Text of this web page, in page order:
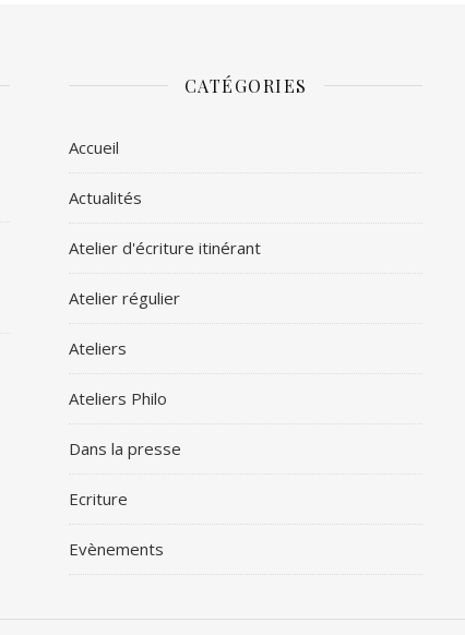
CATÉGORIES
Accueil
Actualités
Atelier d'écriture itinérant
Atelier régulier
Ateliers
Ateliers Philo
Dans la presse
Ecriture
Evènements